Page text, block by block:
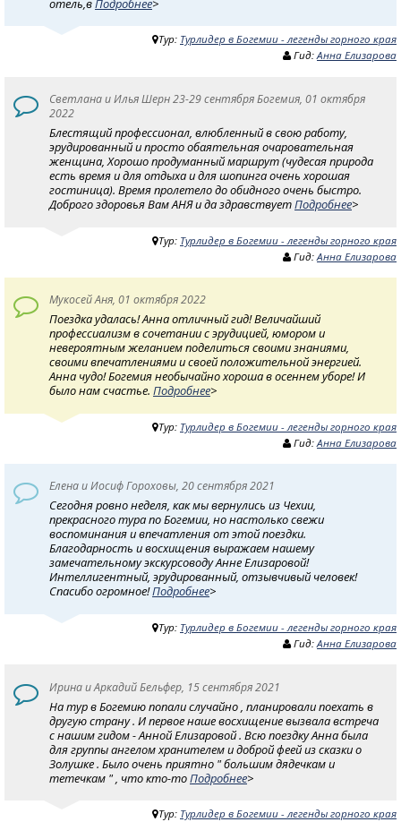
отель,вПодробнее>
Тур: Турлидер в Богемии - легенды горного края
Гид:Анна Елизарова
Светлана и Илья Шерн 23-29 сентября Богемия, 01 октября
2022
Блестящий профессионал, влюбленный в свою работу,
эрудированный и просто обаятельная очаровательная
женщина, Хорошо продуманный маршрут (чудесая природа
есть время и для отдыха и для шопинга очень хорошая
гостиница). Время пролетело до обидного очень быстро.
Доброго здоровья Вам АНЯ и да здравствуетПодробнее>
Тур: Турлидер в Богемии - легенды горного края
Гид: Анна Елизарова
Мукосей Аня, 01 октября 2022
Поездка удалась! Анна отличный гид! Величайший
профессиализм в сочетании с эрудицией, юмором и
невероятным желанием поделиться своими знаниями,
своими впечатлениями и своей положительной энергией.
Анна чудо! Богемия необычайно хороша в осеннем уборе! И
было нам счастье. Подробнее>
Тур: Турлидер в Богемии - легенды горного края
Гид: Анна Елизарова
Елена и Иосиф Гороховы, 20 сентября 2021
Сегодня ровно неделя, как мы вернулись из Чехии,
прекрасного тура по Богемии, но настолько свежи
воспоминания и впечатления от этой поездки.
Благодарность и восхищения выражаем нашему
замечательному экскурсоводу Анне Елизаровой!
Интеллигентный, эрудированный, отзывчивый человек!
Спасибо огромное!Подробнее>
Тур: Турлидер в Богемии - легенды горного края
Гид: Анна Елизарова
Ирина и Аркадий Бельфер, 15 сентября 2021
На тур в Богемию попали случайно , планировали поехать в
другую страну . И первое наше восхищение вызвала встреча
с нашим гидом - Анной Елизаровой . Всю поездку Анна была
для группы ангелом хранителем и доброй феей из сказки о
Золушке . Было очень приятно " большим дядечкам и
тетечкам " , что кто-тоПодробнее>
Тур: Турлидер в Богемии - легенды горного края